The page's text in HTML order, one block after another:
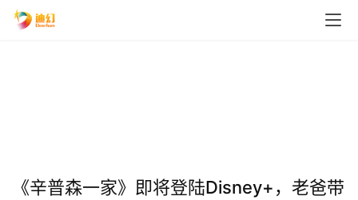
《辛普森一家》即将登陆Disney+，老爸带